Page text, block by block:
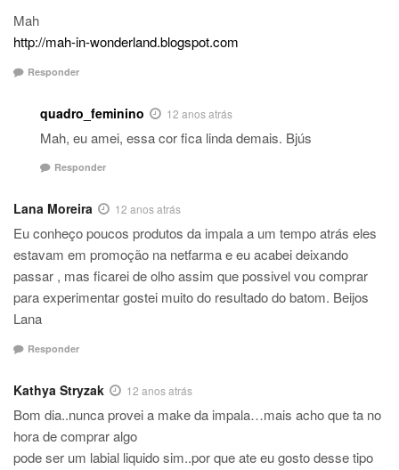
Mah
http://mah-in-wonderland.blogspot.com
Responder
quadro_feminino 12 anos atrás
Mah, eu amei, essa cor fica linda demais. Bjús
Responder
Lana Moreira 12 anos atrás
Eu conheço poucos produtos da impala a um tempo atrás eles
estavam em promoção na netfarma e eu acabei deixando
passar , mas ficarei de olho assim que possivel vou comprar
para experimentar gostei muito do resultado do batom. Beijos
Lana
Responder
Kathya Stryzak 12 anos atrás
Bom dia..nunca provei a make da impala…mais acho que ta no
hora de comprar algo
pode ser um labial liquido sim..por que ate eu gosto desse tipo